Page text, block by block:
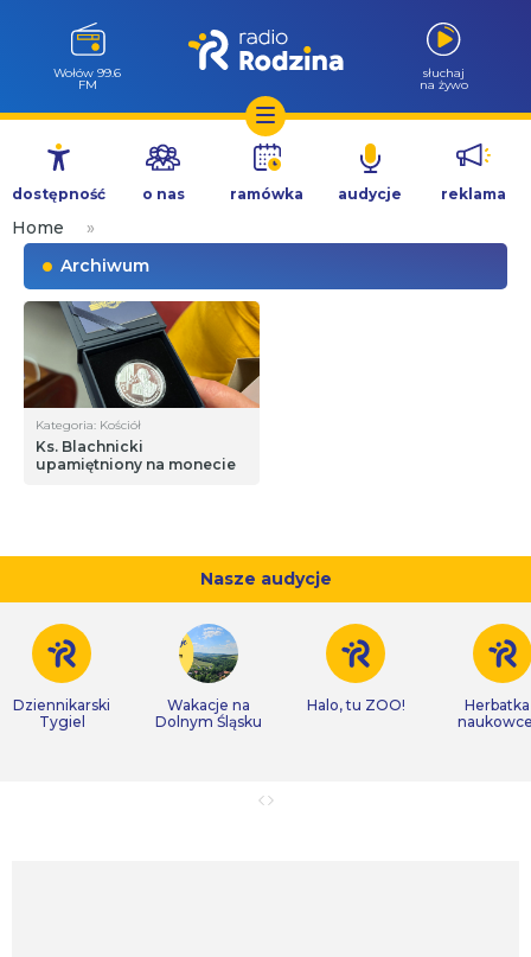
Przejdź
treści
Wołów 99.6
FM
słuchaj
na żywo
dostępność o nas ramówka audycje reklama
Home
»
Archiwum
Kategoria: Kościół
Ks. Blachnicki
upamiętniony na monecie
Nasze audycje
Dziennikarski
Tygiel
Wakacje na
Dolnym Śląsku
Halo, tu ZOO!